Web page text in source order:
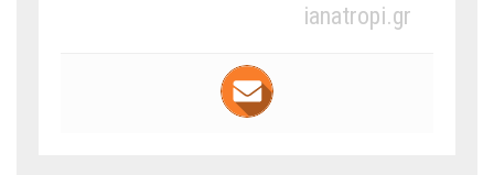
ianatropi.gr